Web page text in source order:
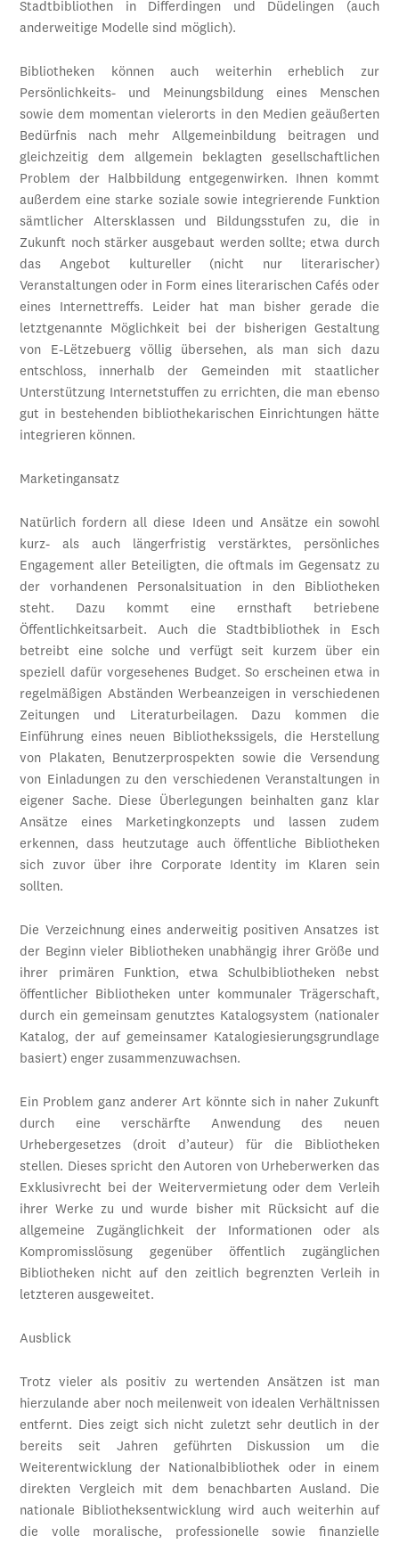
Stadtbibliothen in Differdingen und Düdelingen (auch
anderweitige Modelle sind möglich).
Bibliotheken können auch weiterhin erheblich zur
Persönlichkeits- und Meinungsbildung eines Menschen
sowie dem momentan vielerorts in den Medien geäußerten
Bedürfnis nach mehr Allgemeinbildung beitragen und
gleichzeitig dem allgemein beklagten gesellschaftlichen
Problem der Halbbildung entgegenwirken. Ihnen kommt
außerdem eine starke soziale sowie integrierende Funktion
sämtlicher Altersklassen und Bildungsstufen zu, die in
Zukunft noch stärker ausgebaut werden sollte; etwa durch
das Angebot kultureller (nicht nur literarischer)
Veranstaltungen oder in Form eines literarischen Cafés oder
eines Internettreffs. Leider hat man bisher gerade die
letztgenannte Möglichkeit bei der bisherigen Gestaltung
von E-Lëtzebuerg völlig übersehen, als man sich dazu
entschloss, innerhalb der Gemeinden mit staatlicher
Unterstützung Internetstuffen zu errichten, die man ebenso
gut in bestehenden bibliothekarischen Einrichtungen hätte
integrieren können.
Marketingansatz
Natürlich fordern all diese Ideen und Ansätze ein sowohl
kurz- als auch längerfristig verstärktes, persönliches
Engagement aller Beteiligten, die oftmals im Gegensatz zu
der vorhandenen Personalsituation in den Bibliotheken
steht. Dazu kommt eine ernsthaft betriebene
Öffentlichkeitsarbeit. Auch die Stadtbibliothek in Esch
betreibt eine solche und verfügt seit kurzem über ein
speziell dafür vorgesehenes Budget. So erscheinen etwa in
regelmäßigen Abständen Werbeanzeigen in verschiedenen
Zeitungen und Literaturbeilagen. Dazu kommen die
Einführung eines neuen Bibliothekssigels, die Herstellung
von Plakaten, Benutzerprospekten sowie die Versendung
von Einladungen zu den verschiedenen Veranstaltungen in
eigener Sache. Diese Überlegungen beinhalten ganz klar
Ansätze eines Marketingkonzepts und lassen zudem
erkennen, dass heutzutage auch öffentliche Bibliotheken
sich zuvor über ihre Corporate Identity im Klaren sein
sollten.
Die Verzeichnung eines anderweitig positiven Ansatzes ist
der Beginn vieler Bibliotheken unabhängig ihrer Größe und
ihrer primären Funktion, etwa Schulbibliotheken nebst
öffentlicher Bibliotheken unter kommunaler Trägerschaft,
durch ein gemeinsam genutztes Katalogsystem (nationaler
Katalog, der auf gemeinsamer Katalogiesierungsgrundlage
basiert) enger zusammenzuwachsen.
Ein Problem ganz anderer Art könnte sich in naher Zukunft
durch eine verschärfte Anwendung des neuen
Urhebergesetzes (droit d’auteur) für die Bibliotheken
stellen. Dieses spricht den Autoren von Urheberwerken das
Exklusivrecht bei der Weitervermietung oder dem Verleih
ihrer Werke zu und wurde bisher mit Rücksicht auf die
allgemeine Zugänglichkeit der Informationen oder als
Kompromisslösung gegenüber öffentlich zugänglichen
Bibliotheken nicht auf den zeitlich begrenzten Verleih in
letzteren ausgeweitet.
Ausblick
Trotz vieler als positiv zu wertenden Ansätzen ist man
hierzulande aber noch meilenweit von idealen Verhältnissen
entfernt. Dies zeigt sich nicht zuletzt sehr deutlich in der
bereits seit Jahren geführten Diskussion um die
Weiterentwicklung der Nationalbibliothek oder in einem
direkten Vergleich mit dem benachbarten Ausland. Die
nationale Bibliotheksentwicklung wird auch weiterhin auf
die volle moralische, professionelle sowie finanzielle